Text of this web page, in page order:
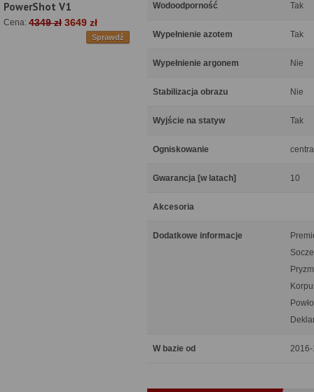
PowerShot V1
Cena: 4349 zł 3649 zł
Sprawdź
Wodoodporność Tak
Wypełnienie azotem Tak
Wypełnienie argonem Nie
Stabilizacja obrazu Nie
Wyjście na statyw Tak
Ogniskowanie
Gwarancja [w latach] 10
Akcesoria
Dodatkowe informacje
W bazie od